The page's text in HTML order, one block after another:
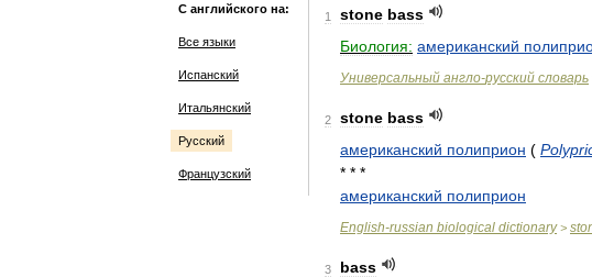
С английского на:
Все языки
Испанский
Итальянский
Русский
Французский
1 stone bass
Биология: американский
Универсальный англо-русский словарь
2 stone bass
американский полиприон (
* * *
американский полиприон
English-russian biological dictionary>
3
bass